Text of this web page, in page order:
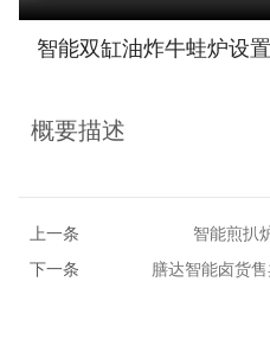
概要描述
上一条
智能煎扒
下一条
膳达智能卤货